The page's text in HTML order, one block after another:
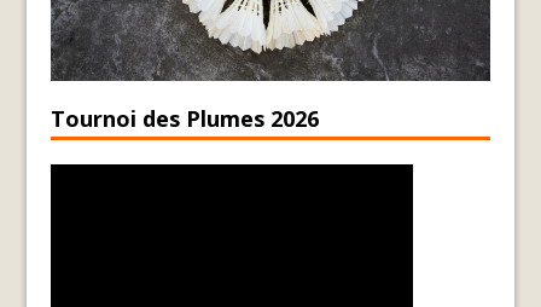
Tournoi des Plumes 2026